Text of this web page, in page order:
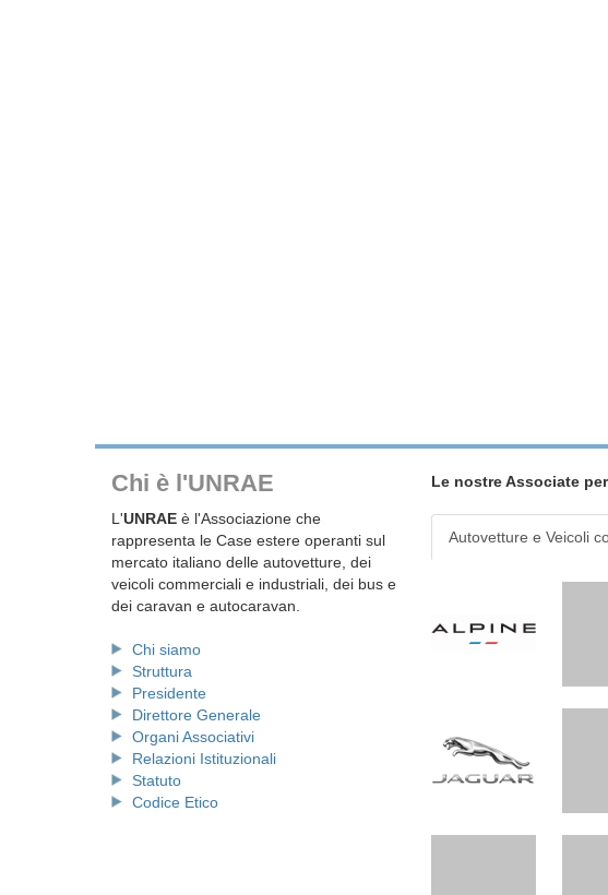
Chi è l'UNRAE
L'UNRAE è l'Associazione che
rappresenta le Case estere operanti sul
mercato italiano delle autovetture, dei
veicoli commerciali e industriali, dei bus e
dei caravan e autocaravan.
Chi siamo
Struttura
Presidente
Direttore Generale
Organi Associativi
Relazioni Istituzionali
Statuto
Codice Etico
Le nostre Associate
Autovetture e Veicoli